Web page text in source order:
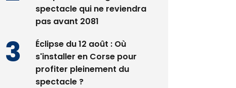
Éclipse du 12 août : la Corse
aux premières loges d'un
pas avant 2081
Éclipse du 12 août : Où
s'installer en Corse pour